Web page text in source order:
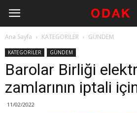
Ana Sayfa KATEGORİLER GÜNDEM
KATEGORİLER GÜNDEM
Barolar Birliği
zamlarının iptali
11/02/2022